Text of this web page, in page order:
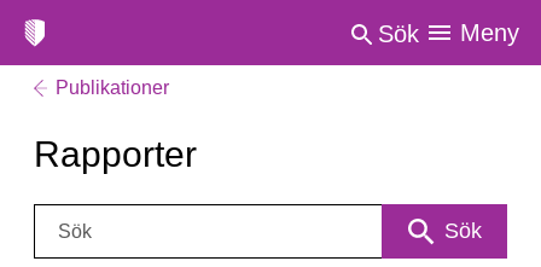
Sök Meny
Publikationer
Rapporter
Sök: Sök